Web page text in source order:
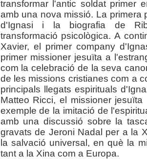
transformar l'antic soldat primer
amb una nova missió. La primera
d'Ignasi i la biografia de
transformació psicològica. A
Xavier, el primer company
primer missioner jesuïta a
com la celebració de la seva
de les missions cristianes com a
principals llegats espirituals
Matteo Ricci, el missioner
exemple de la imitació de
amb una discussió sobre la
gravats de Jeroni Nadal per a la
la salvació universal, en què la
tant a la Xina com a Europa.